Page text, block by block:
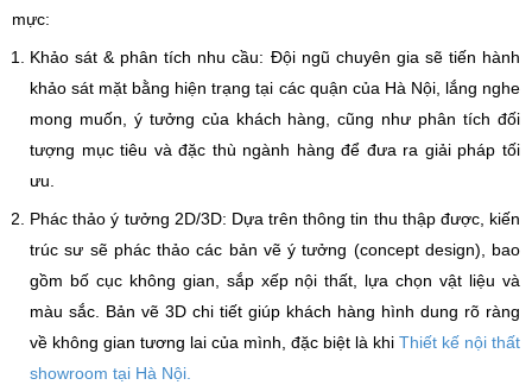
mực:
Khảo sát & phân tích nhu cầu: Đội ngũ chuyên gia sẽ tiến hành
khảo sát mặt bằng hiện trạng tại các quận của Hà Nội, lắng nghe
mong muốn, ý tưởng của khách hàng, cũng như phân tích đối
tượng mục tiêu và đặc thù ngành hàng để đưa ra giải pháp tối
ưu.
Phác thảo ý tưởng 2D/3D: Dựa trên thông tin thu thập được, kiến
trúc sư sẽ phác thảo các bản vẽ ý tưởng (concept design), bao
gồm bố cục không gian, sắp xếp nội thất, lựa chọn vật liệu và
màu sắc. Bản vẽ 3D chi tiết giúp khách hàng hình dung rõ ràng
về không gian tương lai của mình, đặc biệt là khi Thiết kế nội thất
showroom tại Hà Nội.